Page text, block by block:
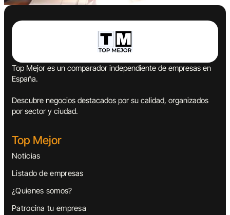
Top Mejor es un comparador independiente de empresas en
España.
Descubre negocios destacados por su calidad, organizados
por sector y ciudad.
Top Mejor
Noticias
Listado de empresas
¿Quienes somos?
Patrocina tu empresa